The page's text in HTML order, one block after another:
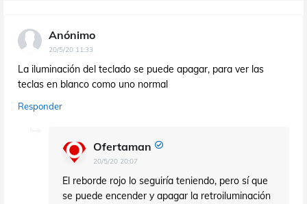
Anónimo
20/5/20 11:33
La iluminación del teclado se puede apagar, para ver las
teclas en blanco como uno normal
Responder
Ofertaman
20/5/20 20:07
El reborde rojo lo seguiría teniendo, pero sí que
se puede encender y apagar la retroiluminación